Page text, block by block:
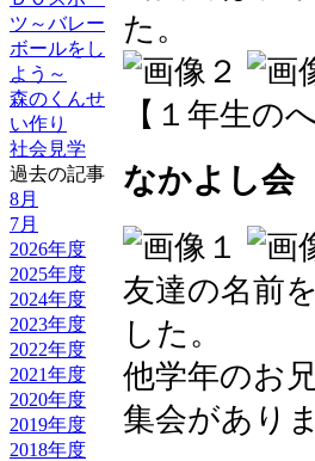
ツ～バレー
ボールをし
よう～
森のくんせ
い作り
社会見学
過去の記事
8月
7月
2026年度
2025年度
2024年度
2023年度
2022年度
2021年度
2020年度
2019年度
2018年度
た。
【１年生の
なかよし会
友達の名前
した。
他学年のお
集会があり